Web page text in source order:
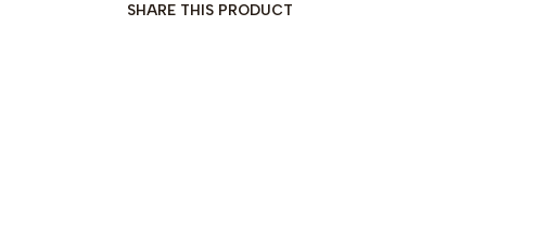
SHARE THIS PRODUCT